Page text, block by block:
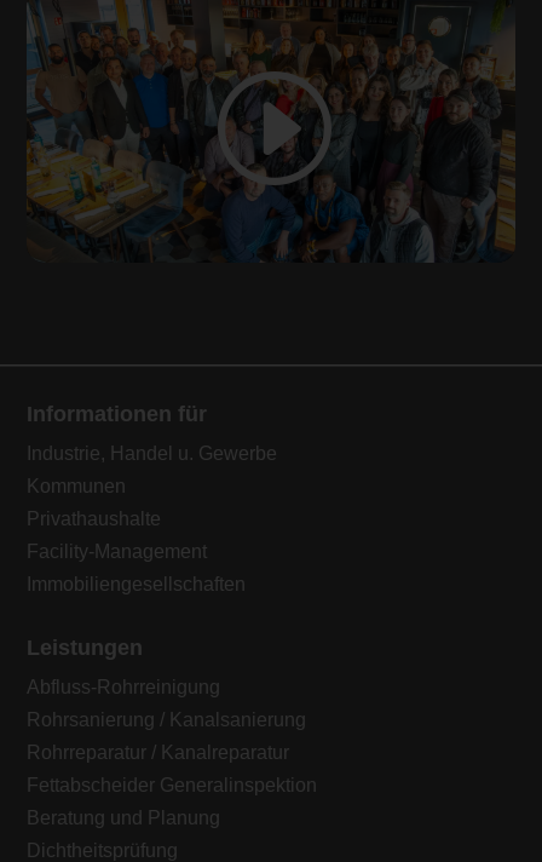
Informationen für
Industrie, Handel u. Gewerbe
Kommunen
Privathaushalte
Facility-Management
Immobiliengesellschaften
Leistungen
Abfluss-Rohrreinigung
Rohrsanierung / Kanalsanierung
Rohrreparatur / Kanalreparatur
Fettabscheider Generalinspektion
Beratung und Planung
Dichtheitsprüfung